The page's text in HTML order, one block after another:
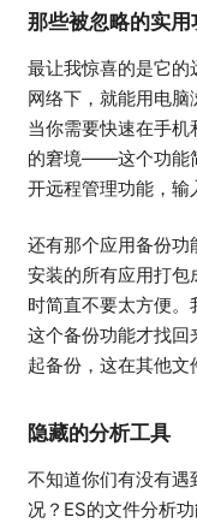
那些被忽略的实用
最让我惊喜的是它
网络下，就能用电脑
当你需要快速在手
的窘境——这个功能
开远程管理功能，输
还有那个应用备份功
安装的所有应用打包
时简直不要太方便
这个备份功能才找回
起备份，这在其他文
隐藏的分析工具
不知道你们有没有遇
况？ES的文件分析